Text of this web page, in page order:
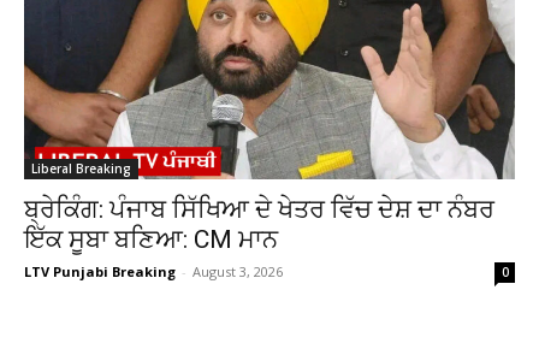
Liberal Breaking
ਬ੍ਰੇਕਿੰਗ: ਪੰਜਾਬ ਸਿੱਖਿਆ ਦੇ ਖੇਤਰ ਵਿੱਚ ਦੇਸ਼ ਦਾ ਨੰਬਰ
ਇੱਕ ਸੂਬਾ ਬਣਿਆ: CM ਮਾਨ
LTV Punjabi Breaking - August 3, 2026 0